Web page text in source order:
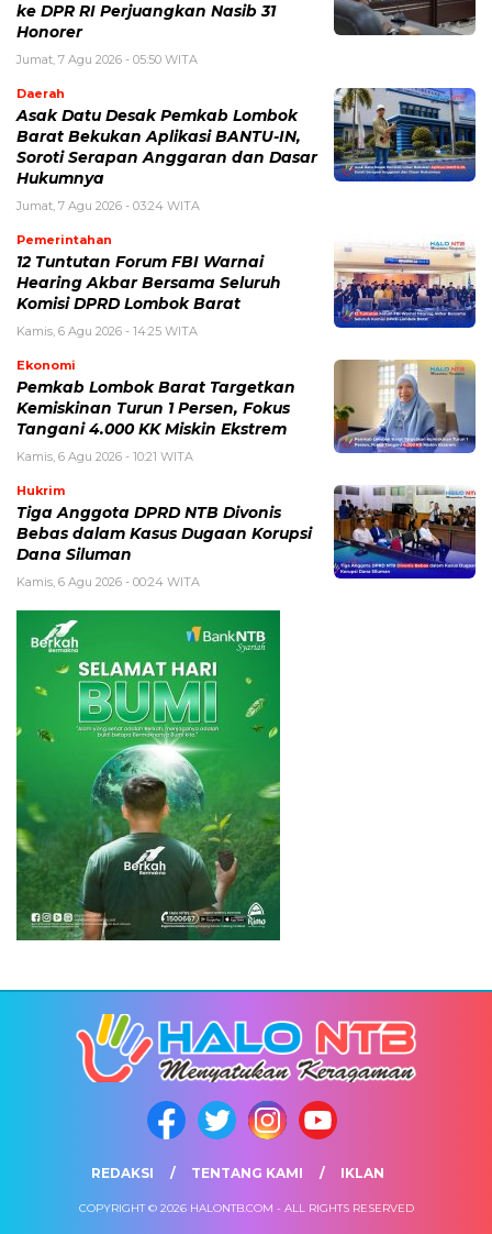
ke DPR RI Perjuangkan Nasib 31
Honorer
Jumat, 7 Agu 2026 - 05:50 WITA
Daerah
Asak Datu Desak Pemkab Lombok
Barat Bekukan Aplikasi BANTU-IN,
Soroti Serapan Anggaran dan Dasar
Hukumnya
Jumat, 7 Agu 2026 - 03:24 WITA
Pemerintahan
12 Tuntutan Forum FBI Warnai
Hearing Akbar Bersama Seluruh
Komisi DPRD Lombok Barat
Kamis, 6 Agu 2026 - 14:25 WITA
Ekonomi
Pemkab Lombok Barat Targetkan
Kemiskinan Turun 1 Persen, Fokus
Tangani 4.000 KK Miskin Ekstrem
Kamis, 6 Agu 2026 - 10:21 WITA
Hukrim
Tiga Anggota DPRD NTB Divonis
Bebas dalam Kasus Dugaan Korupsi
Dana Siluman
Kamis, 6 Agu 2026 - 00:24 WITA
REDAKSI TENTANG KAMI IKLAN
COPYRIGHT © 2026 HALONTB.COM - ALL RIGHTS RESERVED